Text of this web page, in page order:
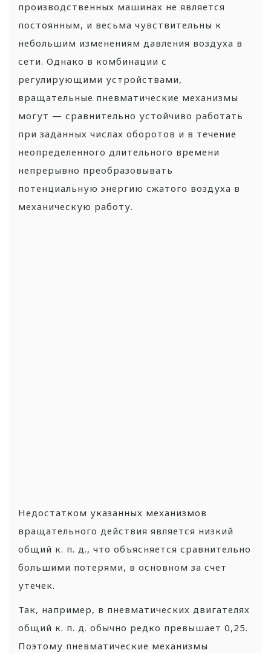
производственных машинах не является
постоянным, и весьма чувствительны к
небольшим изменениям давления воздуха в
сети. Однако в комбинации с
регулирующими устройствами,
вращательные пневматические механизмы
могут — сравнительно устойчиво работать
при заданных числах оборотов и в течение
неопределенного длительного времени
непрерывно преобразовывать
потенциальную энергию сжатого воздуха в
механическую работу.
Недостатком указанных механизмов
вращательного действия является низкий
общий к. п. д., что объясняется сравнительно
большими потерями, в основном за счет
утечек.
Так, например, в пневматических двигателях
общий к. п. д. обычно редко превышает 0,25.
Поэтому пневматические механизмы